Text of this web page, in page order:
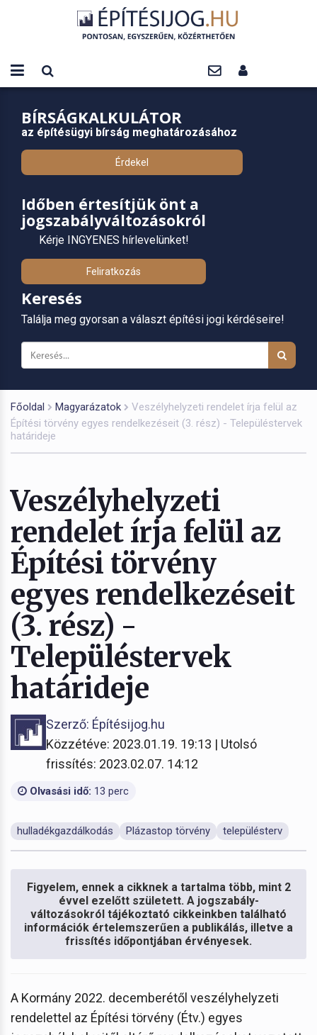
BÍRSÁGKALKULÁTOR
az építésügyi bírság meghatározásához
Érdekel
Időben értesítjük önt a
jogszabályváltozásokról
Kérje INGYENES hírlevelünket!
Feliratkozás
Keresés
Találja meg gyorsan a választ építési jogi kérdéseire!
Főoldal Magyarázatok
Veszélyhelyzeti rendelet írja felül az
Építési törvény egyes rendelkezéseit (3. rész) - Településtervek
határideje
Veszélyhelyzeti
rendelet írja felül az
Építési törvény
egyes rendelkezéseit
(3. rész) -
Településtervek
határideje
Szerző: Építésijog.hu
Közzétéve: 2023.01.19. 19:13 | Utolsó
frissítés: 2023.02.07. 14:12
Olvasási idő: 13 perc
hulladékgazdálkodás Plázastop törvény településterv
Figyelem, ennek a cikknek a tartalma több, mint 2
évvel ezelőtt született. A jogszabály-
változásokról tájékoztató cikkeinkben található
információk értelemszerűen a publikálás, illetve a
frissítés időpontjában érvényesek.
A Kormány 2022. decemberétől veszélyhelyzeti
rendelettel az Építési törvény (Étv.) egyes